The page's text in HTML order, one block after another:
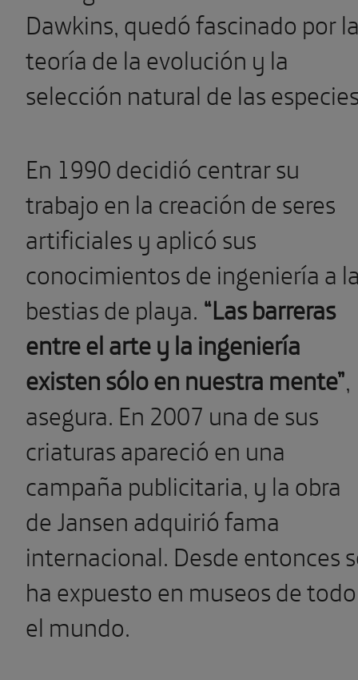
Dawkins, quedó fascinado por
teoría de la evolución y la
selección natural de las
En 1990 decidió centrar su
trabajo en la creación de seres
artificiales y aplicó sus
conocimientos de ingeniería a
bestias de playa. “Las barreras
entre el arte y la ingeniería
existen sólo en nuestra mente”,
asegura. En 2007 una de sus
criaturas apareció en una
campaña publicitaria, y la obra
de Jansen adquirió fama
internacional. Desde entonces
ha expuesto en museos de todo
el mundo.